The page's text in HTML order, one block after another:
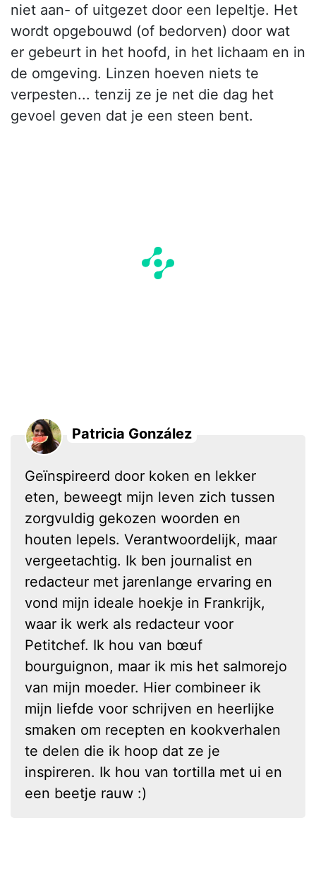
niet aan- of uitgezet door een lepeltje. Het
wordt opgebouwd (of bedorven) door wat
er gebeurt in het hoofd, in het lichaam en in
de omgeving. Linzen hoeven niets te
verpesten... tenzij ze je net die dag het
gevoel geven dat je een steen bent.
Patricia González
Geïnspireerd door koken en lekker
eten, beweegt mijn leven zich tussen
zorgvuldig gekozen woorden en
houten lepels. Verantwoordelijk, maar
vergeetachtig. Ik ben journalist en
redacteur met jarenlange ervaring en
vond mijn ideale hoekje in Frankrijk,
waar ik werk als redacteur voor
Petitchef. Ik hou van bœuf
bourguignon, maar ik mis het salmorejo
van mijn moeder. Hier combineer ik
mijn liefde voor schrijven en heerlijke
smaken om recepten en kookverhalen
te delen die ik hoop dat ze je
inspireren. Ik hou van tortilla met ui en
een beetje rauw :)